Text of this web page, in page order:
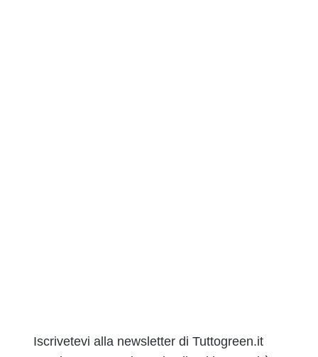
Iscrivetevi alla newsletter di Tuttogreen.it